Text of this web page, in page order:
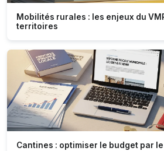
Mobilités rurales : les enjeux du
territoires
Cantines : optimiser le budget par